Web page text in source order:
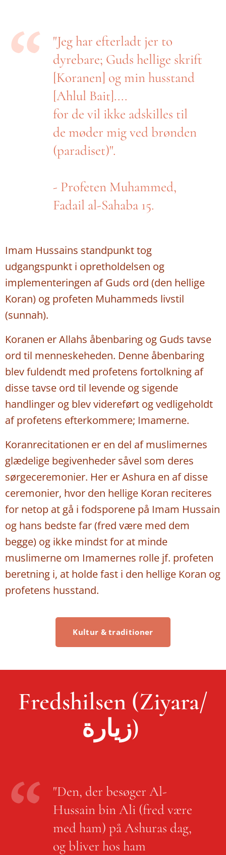
"Jeg har efterladt jer to
dyrebare; Guds hellige skrift
[Koranen] og min husstand
[Ahlul Bait]....
for de vil ikke adskilles til
de møder mig ved brønden
(paradiset)".
- Profeten Muhammed,
Fadail al-Sahaba 15.
Imam Hussains standpunkt tog
udgangspunkt i opretholdelsen og
implementeringen af Guds ord (den hellige
Koran) og profeten Muhammeds livstil
(sunnah).
Koranen er Allahs åbenbaring og Guds tavse
ord til menneskeheden. Denne åbenbaring
blev fuldendt med profetens fortolkning af
disse tavse ord til levende og sigende
handlinger og blev videreført og vedligeholdt
af profetens efterkommere; Imamerne.
Koranrecitationen er en del af muslimernes
glædelige begivenheder såvel som deres
sørgeceremonier. Her er Ashura en af disse
ceremonier, hvor den hellige Koran reciteres
for netop at gå i fodsporene på Imam Hussain
og hans bedste far (fred være med dem
begge) og ikke mindst for at minde
muslimerne om Imamernes rolle jf. profeten
beretning i, at holde fast i den hellige Koran og
profetens husstand.
Kultur & traditioner
Fredshilsen (Ziyara/
زيارة)
"Den, der besøger Al-
Hussain bin Ali (fred være
med ham) på Ashuras dag,
og bliver hos ham